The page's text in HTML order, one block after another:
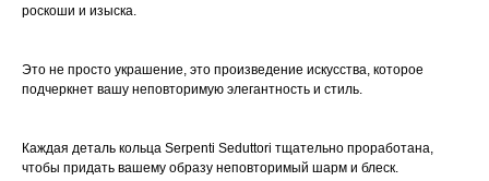
роскоши и изыска.
Это не просто украшение, это произведение искусства, которое
подчеркнет вашу неповторимую элегантность и стиль.
Каждая деталь кольца Serpenti Seduttori тщательно проработана,
чтобы придать вашему образу неповторимый шарм и блеск.